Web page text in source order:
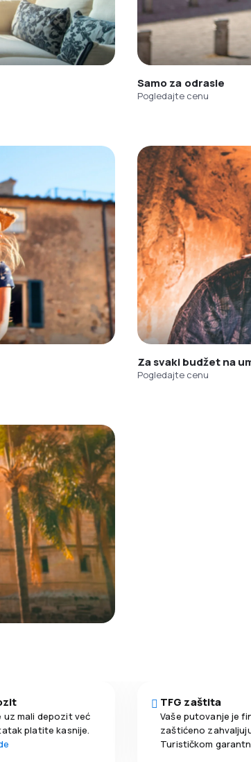
Samo za odrasle
Pogledajte cenu
Za svaki budžet na
Pogledajte cenu
uz mali depozit već
platite kasnije.
TFG zaštita
Vaše putovanje je
zaštićeno
Turističkom